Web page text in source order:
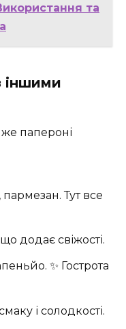
та
іншими
папероні
Тут все
додає свіжості.
✨ Гострота
і солодкості.